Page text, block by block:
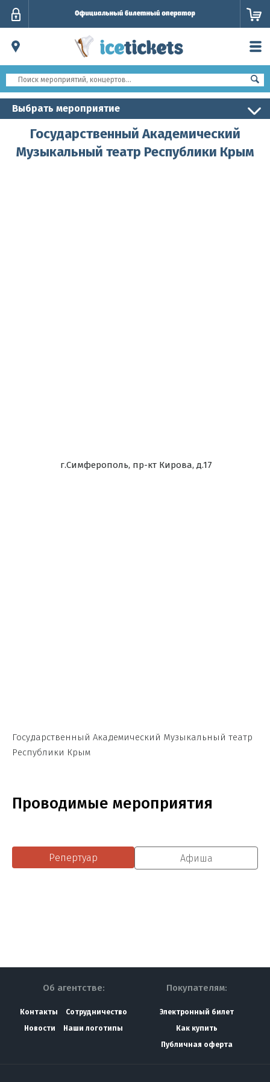
Выбрать мероприятие
Государственный Академический
Музыкальный театр Республики Крым
г.Симферополь, пр-кт Кирова, д.17
Государственный Академический Музыкальный театр
Республики Крым
Проводимые мероприятия
Репертуар Афиша
Об агентстве:
Контакты
Сотрудничество
Новости
Наши логотипы
Покупателям:
Электронный билет
Как купить
Публичная оферта